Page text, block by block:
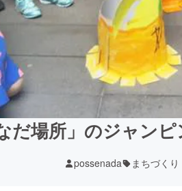
だ場所」のジャン
possenada まちづく